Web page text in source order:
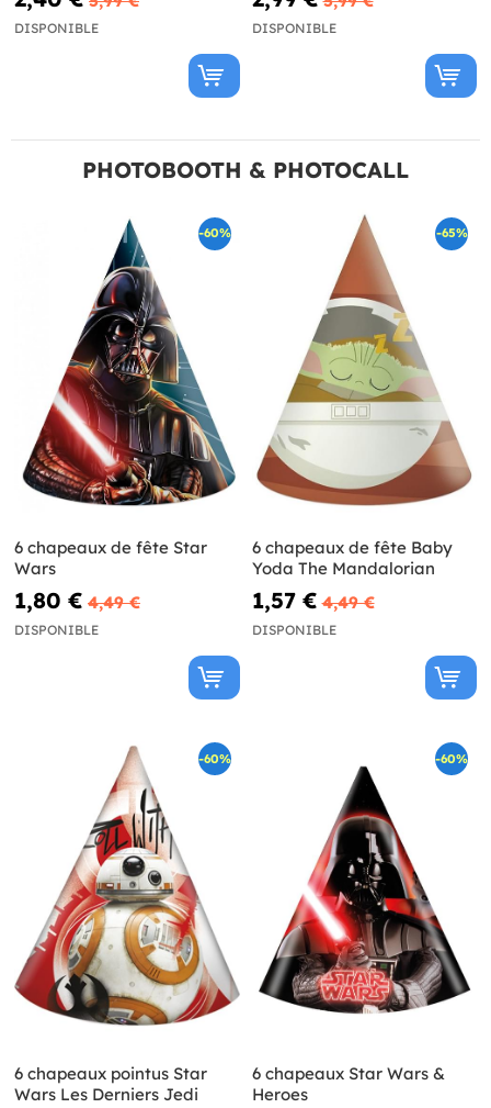
DISPONIBLE DISPONIBLE
PHOTOBOOTH & PHOTOCALL
-60%
6 chapeaux de fête Star
Wars
1,80 € 4,49 €
DISPONIBLE
-65%
6 chapeaux de fête Baby
Yoda The Mandalorian
1,57 € 4,49 €
DISPONIBLE
-60%
6 chapeaux pointus Star
Wars Les Derniers Jedi
-60%
6 chapeaux Star Wars &
Heroes